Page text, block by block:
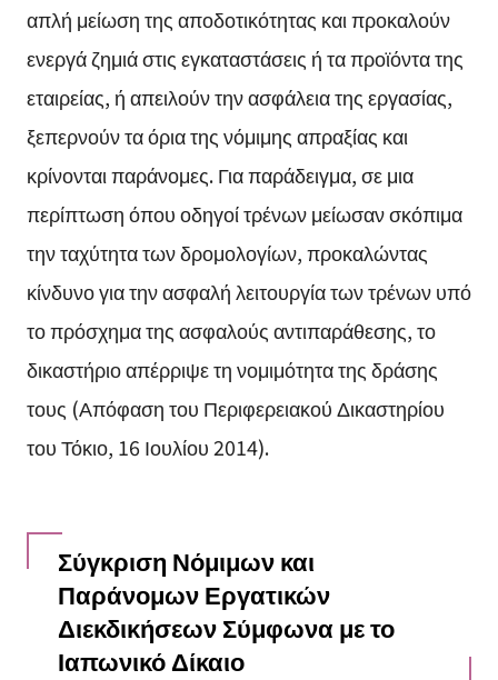
απλή μείωση της αποδοτικότητας και προκαλούν
ενεργά ζημιά στις εγκαταστάσεις ή τα προϊόντα της
εταιρείας, ή απειλούν την ασφάλεια της εργασίας,
ξεπερνούν τα όρια της νόμιμης απραξίας και
κρίνονται παράνομες. Για παράδειγμα, σε μια
περίπτωση όπου οδηγοί τρένων μείωσαν σκόπιμα
την ταχύτητα των δρομολογίων, προκαλώντας
κίνδυνο για την ασφαλή λειτουργία των τρένων υπό
το πρόσχημα της ασφαλούς αντιπαράθεσης, το
δικαστήριο απέρριψε τη νομιμότητα της δράσης
τους (Απόφαση του Περιφερειακού Δικαστηρίου
του Τόκιο, 16 Ιουλίου 2014).
Σύγκριση Νόμιμων και
Παράνομων Εργατικών
Διεκδικήσεων Σύμφωνα με το
Ιαπωνικό Δίκαιο